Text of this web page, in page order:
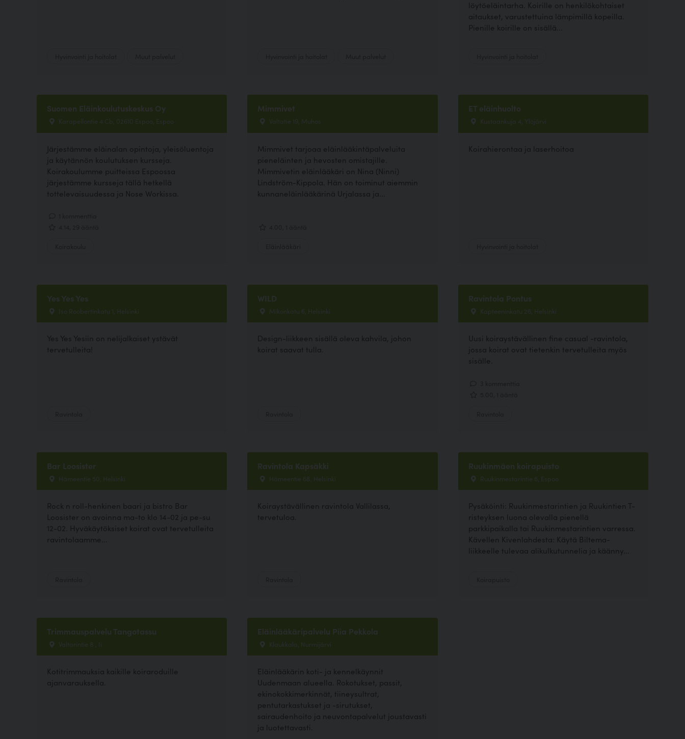
löytöeläintarha. Koirille on henkilökohtaiset
aitaukset, varustettuina lämpimillä kopeilla.
Pienille koirille on sisällä...
Suomen Eläinkoulutuskeskus Oy
Karapellontie 4 Cb, 02610 Espoo, Espoo
Järjestämme eläinalan opintoja, yleisöluentoja
ja käytännön koulutuksen kursseja.
Koirakoulumme puitteissa Espoossa
järjestämme kursseja tällä hetkellä
tottelevaisuudessa ja Nose Workissa.
Mimmivet
Valtatie 19, Muhos
Mimmivet tarjoaa eläinlääkintäpalveluita
pieneläinten ja hevosten omistajille.
Mimmivetin eläinlääkäri on Nina (Ninni)
Lindström-Kippola. Hän on toiminut aiemmin
kunnaneläinlääkärinä Urjalassa ja...
ET eläinhuolto
Kustaankuja 4, Ylöjärvi
Koirahierontaa ja laserhoitoa
Yes Yes Yes
Iso Roobertinkatu 1, Helsinki
Yes Yes Yesiin on nelijalkaiset ystävät
tervetulleita!
WILD
Mikonkatu 6, Helsinki
Design-liikkeen sisällä oleva kahvila, johon
koirat saavat tulla.
Ravintola Pontus
Kapteeninkatu 26, Helsinki
Uusi koiraystävällinen fine casual -ravintola,
jossa koirat ovat tietenkin tervetulleita myös
sisälle.
Bar Loosister
Hämeentie 50, Helsinki
Rock n roll-henkinen baari ja bistro Bar
Loosister on avoinna ma-to klo 14-02 ja pe-su
12-02. Hyväkäytöksiset koirat ovat tervetulleita
ravintolaamme...
Ravintola Kapsäkki
Hämeentie 68, Helsinki
Koiraystävällinen ravintola Vallilassa,
tervetuloa.
Ruukinmäen koirapuisto
Ruukinmestarintie 6, Espoo
Pysäköinti: Ruukinmestarintien ja Ruukintien T-
risteyksen luona olevalla pienellä
parkkipaikalla tai Ruukinmestarintien varressa.
Kävellen Kivenlahdesta: Käytä Biltema-
liikkeelle tulevaa alikulkutunnelia ja käänny...
Trimmauspalvelu Tangotassu
Valtarintie 8 , Ii
Kotitrimmauksia kaikille koiraroduille
ajanvarauksella.
Eläinlääkäripalvelu Piia Pekkola
Klaukkala, Nurmijärvi
Eläinlääkärin koti- ja kennelkäynnit
Uudenmaan alueella. Rokotukset, passit,
ekinokokkimerkinnät, tiineysultrat,
pentutarkastukset ja -sirutukset,
sairaudenhoito ja neuvontapalvelut joustavasti
ja luotettavasti.